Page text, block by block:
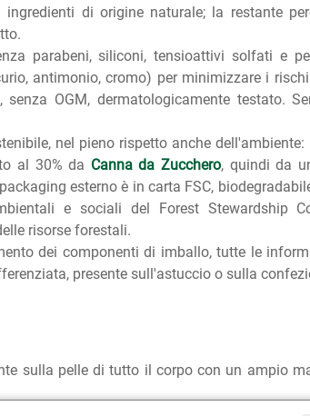
di origine naturale; la restante
parabeni, siliconi, tensioattivi solfati e
antimonio, cromo) per minimizzare i
senza OGM, dermatologicamente testato.
nel pieno rispetto anche
al 30% da Canna da Zucchero, quindi da
esterno è in carta FSC,
e sociali del Forest Stewardship
risorse forestali.
dei componenti di imballo, tutte le
presente sull'astuccio o sulla
sulla pelle di tutto il corpo con un ampio